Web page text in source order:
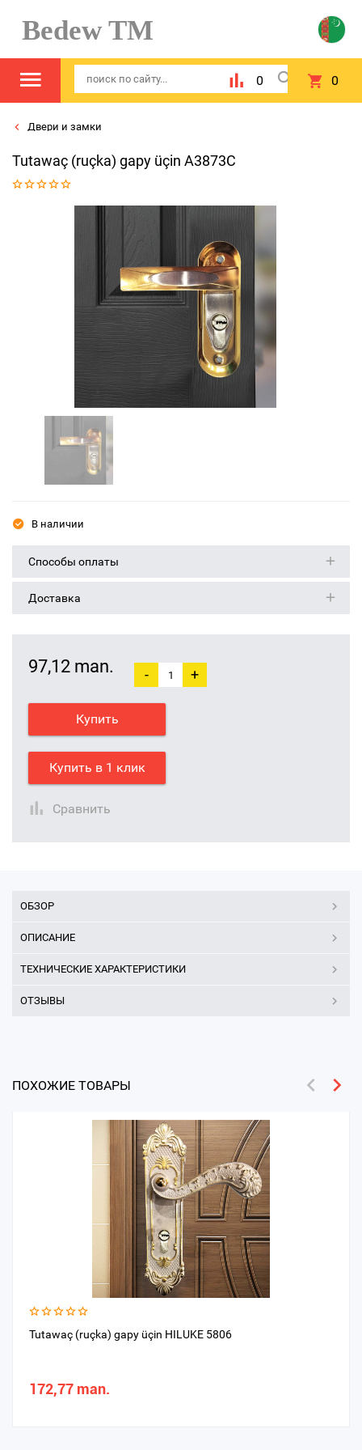
Bedew TM
0 0
Двери и замки
Tutawaç (ruçka) gapy üçin A3873C
В наличии
Способы оплаты
Доставка
97,12 man. - +
Купить
Купить в 1 клик
Сравнить
ОБЗОР
ОПИСАНИЕ
ТЕХНИЧЕСКИЕ ХАРАКТЕРИСТИКИ
ОТЗЫВЫ
ПОХОЖИЕ ТОВАРЫ
Tutawaç (ruçka) gapy üçin HILUKE 5806
172,77 man.